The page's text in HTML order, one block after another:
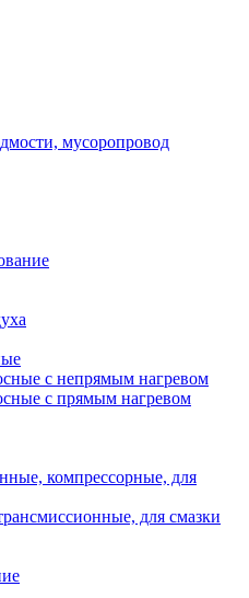
мусоропровод
с непрямым нагревом
с прямым нагревом
компрессорные, для
для смазки